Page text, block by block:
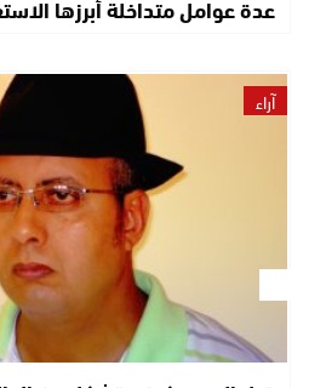
عدة عوامل متداخلة أبرزها
آراء